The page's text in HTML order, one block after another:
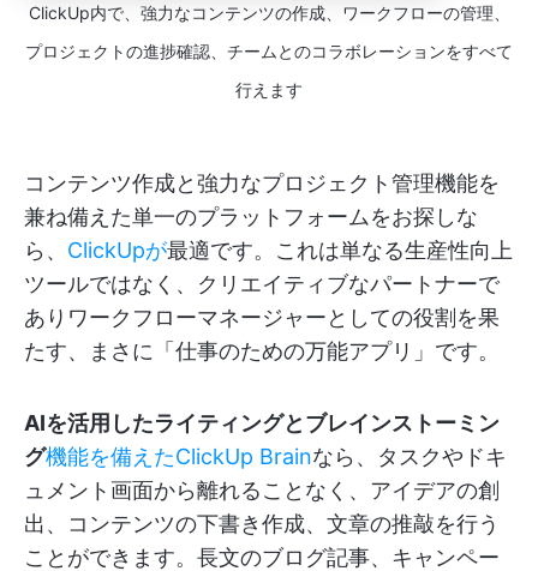
ClickUp内で、強力なコンテンツの作成、ワークフローの管理、
プロジェクトの進捗確認、チームとのコラボレーションをすべて
行えます
コンテンツ作成と強力なプロジェクト管理機能を
兼ね備えた単一のプラットフォームをお探しな
ら、 ClickUpが最適です。これは単なる生産性向上
ツールではなく、クリエイティブなパートナーで
ありワークフローマネージャーとしての役割を果
たす、まさに「仕事のための万能アプリ」です。
AIを活用したライティングとブレインストーミン
グ機能を備えたClickUp Brainなら、タスクやドキ
ュメント画面から離れることなく、アイデアの創
出、コンテンツの下書き作成、文章の推敲を行う
ことができます。長文のブログ記事、キャンペー